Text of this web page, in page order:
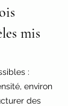
mis
:
environ
des